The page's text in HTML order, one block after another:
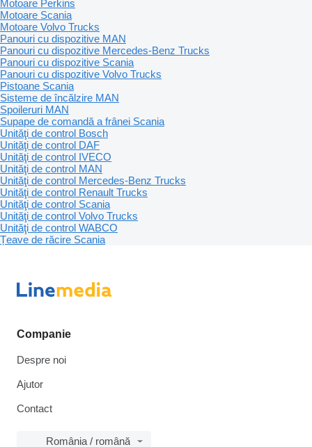
Motoare Perkins
Motoare Scania
Motoare Volvo Trucks
Panouri cu dispozitive MAN
Panouri cu dispozitive Mercedes-Benz Trucks
Panouri cu dispozitive Scania
Panouri cu dispozitive Volvo Trucks
Pistoane Scania
Sisteme de încălzire MAN
Spoileruri MAN
Supape de comandă a frânei Scania
Unităţi de control Bosch
Unităţi de control DAF
Unităţi de control IVECO
Unităţi de control MAN
Unităţi de control Mercedes-Benz Trucks
Unităţi de control Renault Trucks
Unităţi de control Scania
Unităţi de control Volvo Trucks
Unităţi de control WABCO
Țeave de răcire Scania
Companie
Despre noi
Ajutor
Contact
România / română